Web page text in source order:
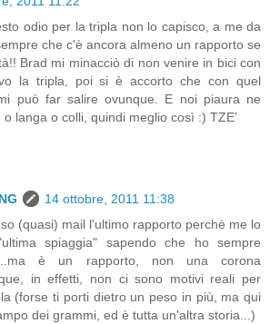
odio per la tripla non lo capisco, a me da
che c'è ancora almeno un rapporto se
Brad mi minacciò di non venire in bici con
la tripla, poi si è accorto che con quel
può far salire ovunque. E noi piaura ne
o langa o colli, quindi meglio così :) TZE'
14 ottobre, 2011 11:38
(quasi) mail l'ultimo rapporto perchè me lo
spiaggia" sapendo che ho sempre
è un rapporto, non una corona
in effetti, non ci sono motivi reali per
(forse ti porti dietro un peso in più, ma qui
dei grammi, ed è tutta un'altra storia...)